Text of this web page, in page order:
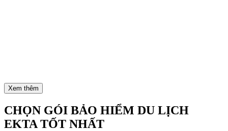
Xem thêm
CHỌN GÓI BẢO HIỂM DU LỊCH
EKTA TỐT NHẤT